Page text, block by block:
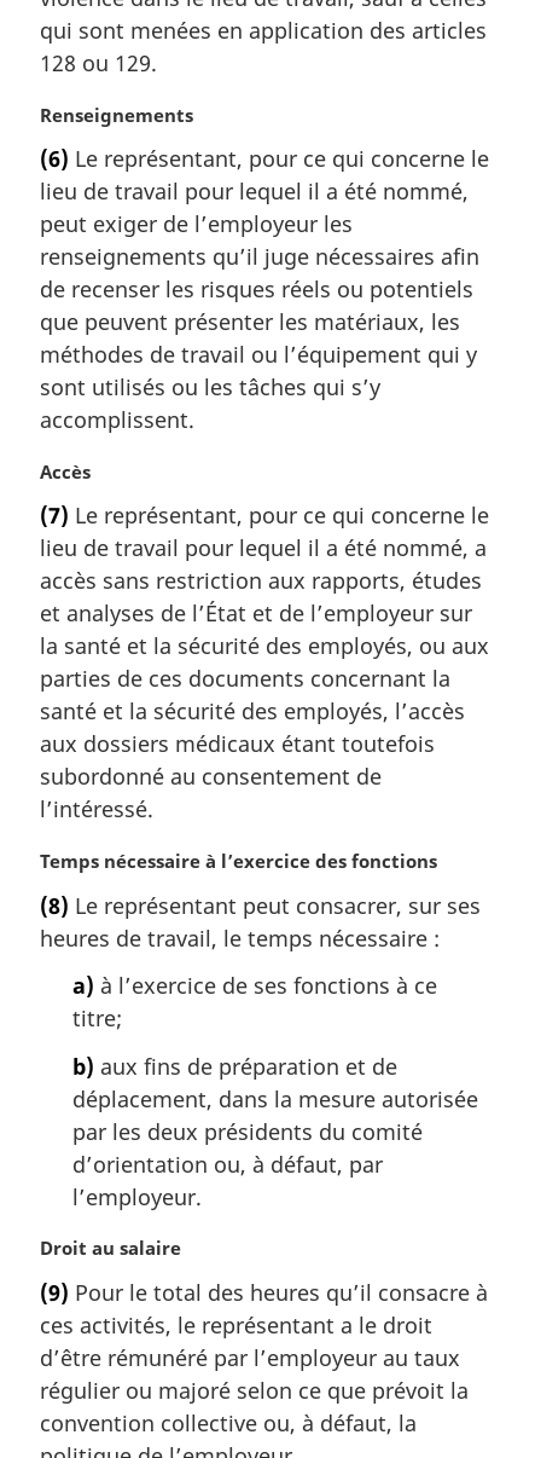
g
i
a
l
e
:
qui sont menées en application des articles
128 ou 129.
N
t
e
m
a
g
i
n
a
e
:
Renseignements
(6) Le représentant, pour ce qui concerne le
lieu de travail pour lequel il a été nommé,
peut exiger de l’employeur les
renseignements qu’il juge nécessaires afin
de recenser les risques réels ou potentiels
que peuvent présenter les matériaux, les
méthodes de travail ou l’équipement qui y
sont utilisés ou les tâches qui s’y
accomplissent.
N
t
e
m
a
g
i
n
a
e
:
Accès
(7) Le représentant, pour ce qui concerne le
lieu de travail pour lequel il a été nommé, a
accès sans restriction aux rapports, études
et analyses de l’État et de l’employeur sur
la santé et la sécurité des employés, ou aux
parties de ces documents concernant la
santé et la sécurité des employés, l’accès
aux dossiers médicaux étant toutefois
subordonné au consentement de
l’intéressé.
N
t
e
Temps nécessaire à l’exercice des fonctions
(8) Le représentant peut consacrer, sur ses
heures de travail, le temps nécessaire :
a) à l’exercice de ses fonctions à ce
titre;
b) aux fins de préparation et de
déplacement, dans la mesure autorisée
par les deux présidents du comité
d’orientation ou, à défaut, par
l’employeur.
N
t
e
m
a
g
Droit au salaire
(9) Pour le total des heures qu’il consacre à
ces activités, le représentant a le droit
d’être rémunéré par l’employeur au taux
régulier ou majoré selon ce que prévoit la
convention collective ou, à défaut, la